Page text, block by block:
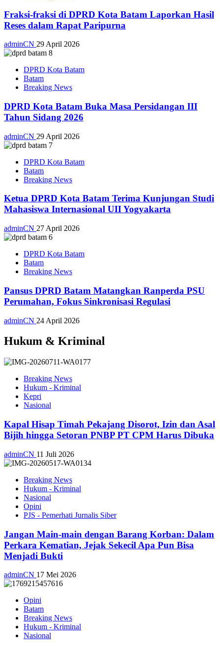
Fraksi-fraksi di DPRD Kota Batam Laporkan Hasil
Reses dalam Rapat Paripurna
adminCN 29 April 2026
DPRD Kota Batam
Batam
Breaking News
DPRD Kota Batam Buka Masa Persidangan III
Tahun Sidang 2026
adminCN 29 April 2026
DPRD Kota Batam
Batam
Breaking News
Ketua DPRD Kota Batam Terima Kunjungan Studi
Mahasiswa Internasional UII Yogyakarta
adminCN 27 April 2026
DPRD Kota Batam
Batam
Breaking News
Pansus DPRD Batam Matangkan Ranperda PSU
Perumahan, Fokus Sinkronisasi Regulasi
adminCN 24 April 2026
Hukum & Kriminal
Breaking News
Hukum - Kriminal
Kepri
Nasional
Kapal Hisap Timah Pekajang Disorot, Izin dan Asal
Bijih hingga Setoran PNBP PT CPM Harus Dibuka
adminCN 11 Juli 2026
Breaking News
Hukum - Kriminal
Nasional
Opini
PJS - Pemerhati Jurnalis Siber
Jangan Main-main dengan Barang Korban: Dalam
Perkara Kematian, Jejak Sekecil Apa Pun Bisa
Menjadi Bukti
adminCN 17 Mei 2026
Opini
Batam
Breaking News
Hukum - Kriminal
Nasional